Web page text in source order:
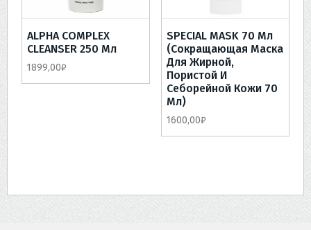
ALPHA COMPLEX
CLEANSER 250 Мл
1899,00₽
SPECIAL MASK 70 Мл
(Сокращающая Маска
Для Жирной,
Пористой И
Себорейной Кожи 70
Мл)
1600,00₽